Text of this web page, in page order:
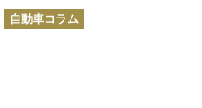
カ
テ
自動車コラム